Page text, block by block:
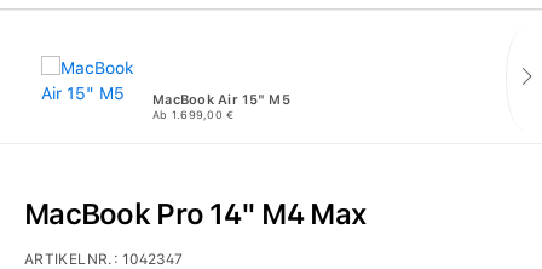
MacBook Air 15" M5
Ab 1.699,00 €
MacBook Pro 14" M4 Max
ARTIKELNR.:1042347